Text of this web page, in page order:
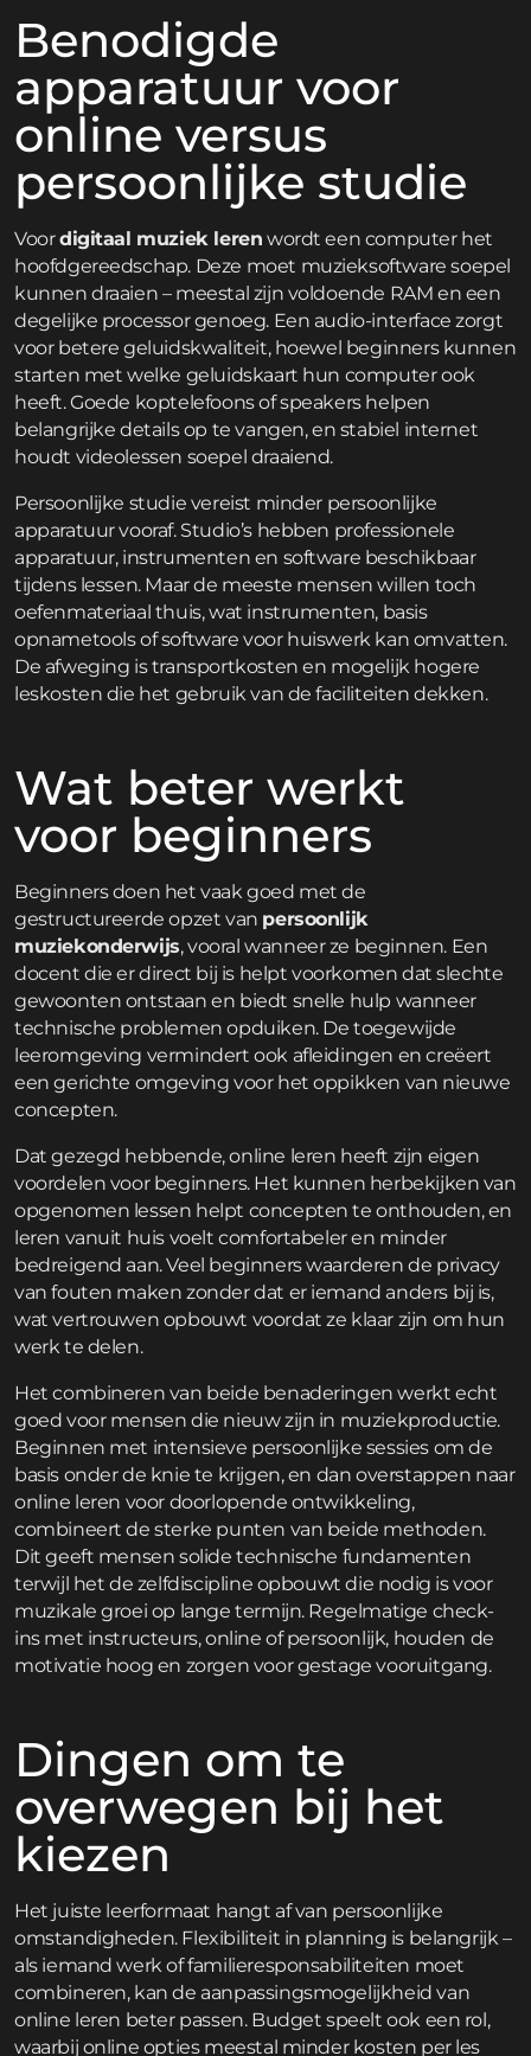
Benodigde
apparatuur voor
online versus
persoonlijke studie
Voordigitaal muziek leren wordt een computer het
hoofdgereedschap. Deze moet muzieksoftware soepel
kunnen draaien – meestal zijn voldoende RAM en een
degelijke processor genoeg. Een audio-interface zorgt
voor betere geluidskwaliteit, hoewel beginners kunnen
starten met welke geluidskaart hun computer ook
heeft. Goede koptelefoons of speakers helpen
belangrijke details op te vangen, en stabiel internet
houdt videolessen soepel draaiend.
Persoonlijke studie vereist minder persoonlijke
apparatuur vooraf. Studio’s hebben professionele
apparatuur, instrumenten en software beschikbaar
tijdens lessen. Maar de meeste mensen willen toch
oefenmateriaal thuis, wat instrumenten, basis
opnametools of software voor huiswerk kan omvatten.
De afweging is transportkosten en mogelijk hogere
leskosten die het gebruik van de faciliteiten dekken.
Wat beter werkt
voor beginners
Beginners doen het vaak goed met de
gestructureerde opzet van persoonlijk
muziekonderwijs, vooral wanneer ze beginnen. Een
docent die er direct bij is helpt voorkomen dat slechte
gewoonten ontstaan en biedt snelle hulp wanneer
technische problemen opduiken. De toegewijde
leeromgeving vermindert ook afleidingen en creëert
een gerichte omgeving voor het oppikken van nieuwe
concepten.
Dat gezegd hebbende, online leren heeft zijn eigen
voordelen voor beginners. Het kunnen herbekijken van
opgenomen lessen helpt concepten te onthouden, en
leren vanuit huis voelt comfortabeler en minder
bedreigend aan. Veel beginners waarderen de privacy
van fouten maken zonder dat er iemand anders bij is,
wat vertrouwen opbouwt voordat ze klaar zijn om hun
werk te delen.
Het combineren van beide benaderingen werkt echt
goed voor mensen die nieuw zijn in muziekproductie.
Beginnen met intensieve persoonlijke sessies om de
basis onder de knie te krijgen, en dan overstappen naar
online leren voor doorlopende ontwikkeling,
combineert de sterke punten van beide methoden.
Dit geeft mensen solide technische fundamenten
terwijl het de zelfdiscipline opbouwt die nodig is voor
muzikale groei op lange termijn. Regelmatige check-
ins met instructeurs, online of persoonlijk, houden de
motivatie hoog en zorgen voor gestage vooruitgang.
Dingen om te
overwegen bij het
kiezen
Het juiste leerformaat hangt af van persoonlijke
omstandigheden. Flexibiliteit in planning is belangrijk –
als iemand werk of familieresponsabiliteiten moet
combineren, kan de aanpassingsmogelijkheid van
online leren beter passen. Budget speelt ook een rol,
waarbij online opties meestal minder kosten per les